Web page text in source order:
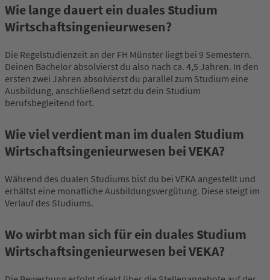
Wie lange dauert ein duales Studium
Wirtschaftsingenieurwesen?
Die Regelstudienzeit an der FH Münster liegt bei 9 Semestern.
Deinen Bachelor absolvierst du also nach ca. 4,5 Jahren. In den
ersten zwei Jahren absolvierst du parallel zum Studium eine
Ausbildung, anschließend setzt du dein Studium
berufsbegleitend fort.
Wie viel verdient man im dualen Studium
Wirtschaftsingenieurwesen bei VEKA?
Während des dualen Studiums bist du bei VEKA angestellt und
erhältst eine monatliche Ausbildungsvergütung. Diese steigt im
Verlauf des Studiums.
Wo wirbt man sich für ein duales Studium
Wirtschaftsingenieurwesen bei VEKA?